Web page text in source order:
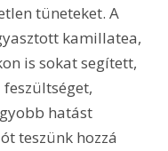
tüneteket. A
kamillatea,
is sokat segített,
hatást
teszünk hozzá